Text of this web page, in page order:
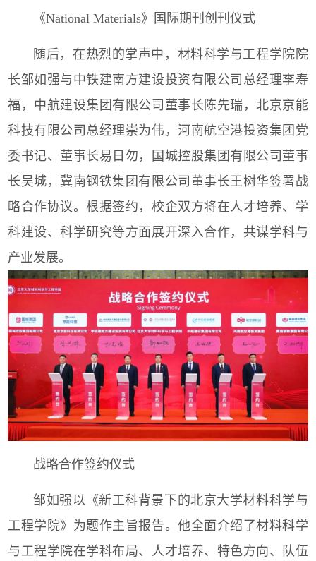
《National Materials》国际期刊创刊仪式
随后，在热烈的掌声中，材料科学与工程学院院
长邹如强与中铁建南方建设投资有限公司总经理李寿
福，中航建设集团有限公司董事长陈先瑞，北京京能
科技有限公司总经理崇为伟，河南航空港投资集团党
委书记、董事长易日勿，国城控股集团有限公司董事
长吴城，冀南钢铁集团有限公司董事长王树华签署战
略合作协议。根据签约，校企双方将在人才培养、学
科建设、科学研究等方面展开深入合作，共谋学科与
产业发展。
战略合作签约仪式
邹如强以《新工科背景下的北京大学材料科学与
工程学院》为题作主旨报告。他全面介绍了材料科学
与工程学院在学科布局、人才培养、特色方向、队伍